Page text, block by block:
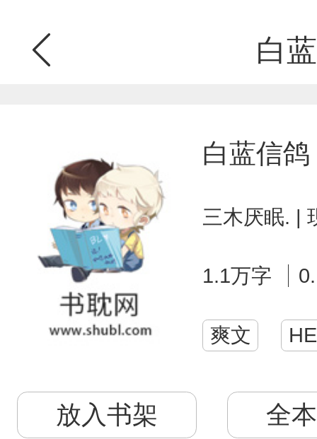
白
白蓝信鸽
三木厌眠. |
1.1万字
爽文 HE
放入书架 全